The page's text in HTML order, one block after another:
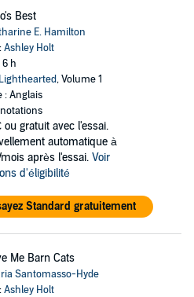
Best
E. Hamilton
Ashley Holt
6 h
Lighthearted, Volume 1
: Anglais
notations
ou gratuit avec l'essai.
automatique à
après l'essai. Voir
d'éligibilité
Standard gratuitement
Me Barn Cats
Santomasso-Hyde
Ashley Holt